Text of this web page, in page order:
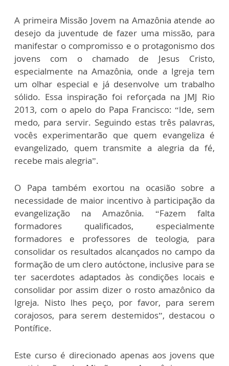
A primeira Missão Jovem na Amazônia atende ao
desejo da juventude de fazer uma missão, para
manifestar o compromisso e o protagonismo dos
jovens com o chamado de Jesus Cristo,
especialmente na Amazônia, onde a Igreja tem
um olhar especial e já desenvolve um trabalho
sólido. Essa inspiração foi reforçada na JMJ Rio
2013, com o apelo do Papa Francisco: “Ide, sem
medo, para servir. Seguindo estas três palavras,
vocês experimentarão que quem evangeliza é
evangelizado, quem transmite a alegria da fé,
recebe mais alegria”.
O Papa também exortou na ocasião sobre a
necessidade de maior incentivo à participação da
evangelização na Amazônia. “Fazem falta
formadores qualificados, especialmente
formadores e professores de teologia, para
consolidar os resultados alcançados no campo da
formação de um clero autóctone, inclusive para se
ter sacerdotes adaptados às condições locais e
consolidar por assim dizer o rosto amazônico da
Igreja. Nisto lhes peço, por favor, para serem
corajosos, para serem destemidos”, destacou o
Pontífice.
Este curso é direcionado apenas aos jovens que